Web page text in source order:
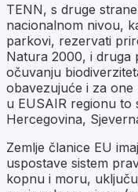
TENN, s druge
nacionalnom nivou,
parkovi, rezervati
Natura 2000, i druga
očuvanju
obavezujuće i za one
u EUSAIR regionu to
Hercegovina,
Zemlje članice EU
uspostave sistem
kopnu i moru,